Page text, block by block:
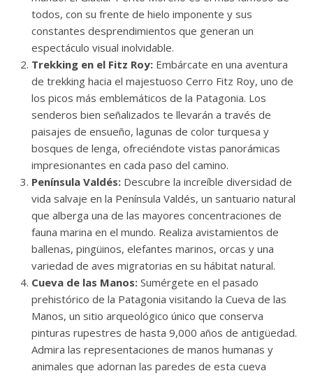
todos, con su frente de hielo imponente y sus
constantes desprendimientos que generan un
espectáculo visual inolvidable.
Trekking en el Fitz Roy: Embárcate en una aventura
de trekking hacia el majestuoso Cerro Fitz Roy, uno de
los picos más emblemáticos de la Patagonia. Los
senderos bien señalizados te llevarán a través de
paisajes de ensueño, lagunas de color turquesa y
bosques de lenga, ofreciéndote vistas panorámicas
impresionantes en cada paso del camino.
Península Valdés: Descubre la increíble diversidad de
vida salvaje en la Península Valdés, un santuario natural
que alberga una de las mayores concentraciones de
fauna marina en el mundo. Realiza avistamientos de
ballenas, pingüinos, elefantes marinos, orcas y una
variedad de aves migratorias en su hábitat natural.
Cueva de las Manos: Sumérgete en el pasado
prehistórico de la Patagonia visitando la Cueva de las
Manos, un sitio arqueológico único que conserva
pinturas rupestres de hasta 9,000 años de antigüedad.
Admira las representaciones de manos humanas y
animales que adornan las paredes de esta cueva